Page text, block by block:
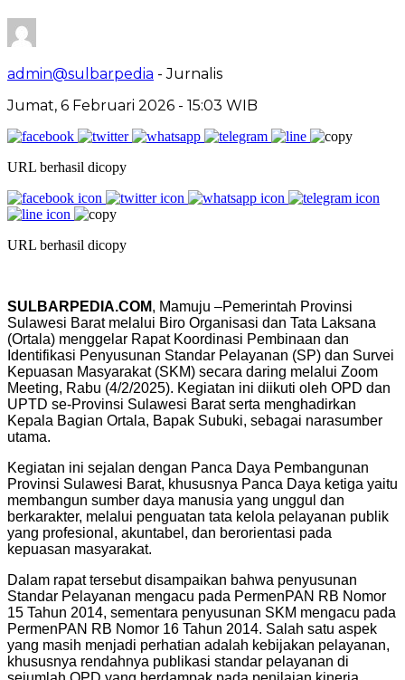
admin@sulbarpedia - Jurnalis
Jumat, 6 Februari 2026 - 15:03 WIB
URL berhasil dicopy
URL berhasil dicopy
SULBARPEDIA.COM, Mamuju –Pemerintah Provinsi
Sulawesi Barat melalui Biro Organisasi dan Tata Laksana
(Ortala) menggelar Rapat Koordinasi Pembinaan dan
Identifikasi Penyusunan Standar Pelayanan (SP) dan Survei
Kepuasan Masyarakat (SKM) secara daring melalui Zoom
Meeting, Rabu (4/2/2025). Kegiatan ini diikuti oleh OPD dan
UPTD se-Provinsi Sulawesi Barat serta menghadirkan
Kepala Bagian Ortala, Bapak Subuki, sebagai narasumber
utama.
Kegiatan ini sejalan dengan Panca Daya Pembangunan
Provinsi Sulawesi Barat, khususnya Panca Daya ketiga yaitu
membangun sumber daya manusia yang unggul dan
berkarakter, melalui penguatan tata kelola pelayanan publik
yang profesional, akuntabel, dan berorientasi pada
kepuasan masyarakat.
Dalam rapat tersebut disampaikan bahwa penyusunan
Standar Pelayanan mengacu pada PermenPAN RB Nomor
15 Tahun 2014, sementara penyusunan SKM mengacu pada
PermenPAN RB Nomor 16 Tahun 2014. Salah satu aspek
yang masih menjadi perhatian adalah kebijakan pelayanan,
khususnya rendahnya publikasi standar pelayanan di